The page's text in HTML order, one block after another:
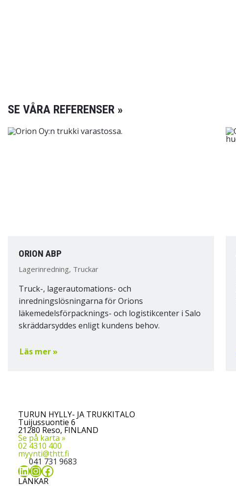
SE VÅRA REFERENSER »
ORION ABP
Lagerinredning, Truckar
Truck-, lagerautomations- och
inredningslösningarna för Orions
läkemedelsförpacknings- och logistikcenter i Salo
skräddarsyddes enligt kundens behov.
Läs mer »
TURUN HYLLY- JA TRUKKITALO
Tuijussuontie 6
21280 Reso, FINLAND
Se på karta »
02 4310 400
myynti@thtt.fi
041 731 9683
LinkedIn
Instagram
Facebook
LÄNKAR